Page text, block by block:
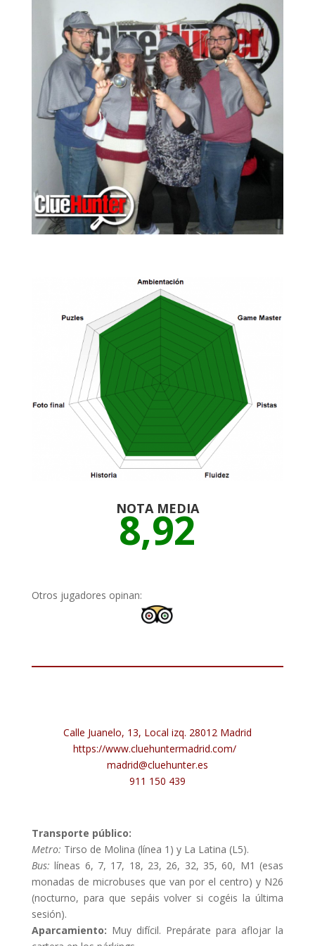
NOTA MEDIA
8,92
Otros jugadores opinan:
Calle Juanelo, 13, Local izq. 28012 Madrid
https://www.cluehuntermadrid.com/
madrid@cluehunter.es
911 150 439
Transporte público:
Metro: Tirso de Molina (línea 1) y La Latina (L5).
Bus:líneas 6, 7, 17, 18, 23, 26, 32, 35, 60, M1 (esas
monadas de microbuses que van por el centro) y N26
(nocturno, para que sepáis volver si cogéis la última
sesión).
Aparcamiento: Muy difícil. Prepárate para aflojar la